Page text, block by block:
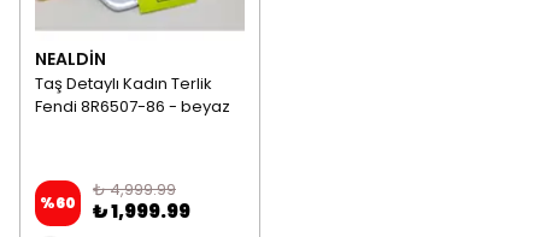
NEALDİN
Taş Detaylı Kadın Terlik
Fendi 8R6507-86 - beyaz
%60
₺ 4,999.99
₺ 1,999.99